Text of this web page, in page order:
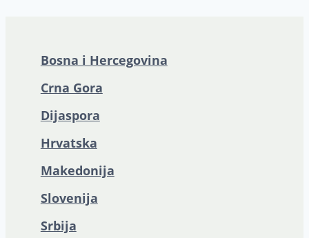
Bosna i Hercegovina
Crna Gora
Dijaspora
Hrvatska
Makedonija
Slovenija
Srbija